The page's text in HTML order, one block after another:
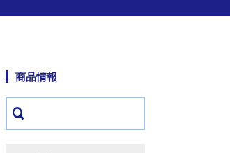
商品情報